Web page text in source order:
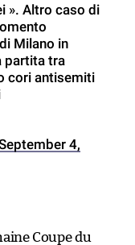
». Altro caso di
Milano in
partita tra
cori antisemiti
4,
Coupe du